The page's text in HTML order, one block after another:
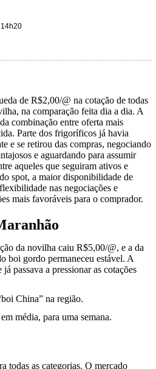
de R$2,00/@ na cotação de todas
na comparação feita dia a dia. A
combinação entre oferta mais
Parte dos frigoríficos já havia
e se retirou das compras, negociando
e aguardando para assumir
aqueles que seguiram ativos e
spot, a maior disponibilidade de
nas negociações e
mais favoráveis para o comprador.
da novilha caiu R$5,00/@, e a da
boi gordo permaneceu estável. A
passava a pressionar as cotações
China” na região.
média, para uma semana.
todas as categorias. O mercado